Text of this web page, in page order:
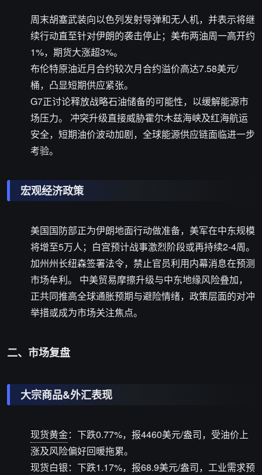
周末胡塞武装向以色列发射导弹和无人机，并表示将继
续行动直至针对伊朗的袭击停止；美布两油周一高开约
1%，期货大涨超3%。
布伦特原油近月合约较次月合约溢价高达7.58美元/
桶，凸显短期供应紧张。
G7正讨论释放战略石油储备的可能性，以缓解能源市
场压力。 冲突升级直接威胁霍尔木兹海峡及红海航运
安全，短期油价波动加剧，全球能源供应链面临进一步
考验。
宏观经济政策
美国国防部正为伊朗地面行动做准备，美军在中东规模
将增至5万人；白宫预计战事激烈阶段或再持续2-4周。
加州州长纽森签署法令，禁止官员利用内幕消息在预测
市场牟利。 中美贸易摩擦升级与中东地缘风险叠加，
正共同推高全球通胀预期与避险情绪，政策层面的对冲
举措或成为市场关注焦点。
二、市场复盘
大宗商品&外汇表现
现货黄金：下跌0.77%，报4460美元/盎司，受油价上
涨及风险偏好回暖拖累。
现货白银：下跌1.17%，报68.9美元/盎司，工业需求预